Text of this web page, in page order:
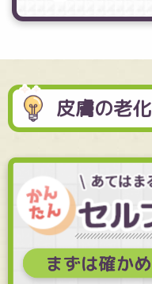
皮膚の老化